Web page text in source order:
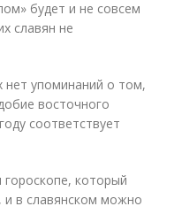
будет и не совсем
славян не
нет упоминаний о том,
восточного
соответствует
который
и в славянском можно